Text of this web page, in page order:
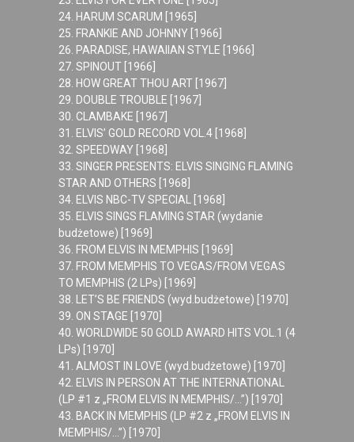
24. HARUM SCARUM [1965]
25. FRANKIE AND JOHNNY [1966]
26. PARADISE, HAWAIIAN STYLE [1966]
27. SPINOUT [1966]
28. HOW GREAT THOU ART [1967]
29. DOUBLE TROUBLE [1967]
30. CLAMBAKE [1967]
31. ELVIS’ GOLD RECORD VOL.4 [1968]
32. SPEEDWAY [1968]
33. SINGER PRESENTS: ELVIS SINGING FLAMING
STAR AND OTHERS [1968]
34. ELVIS NBC-TV SPECIAL [1968]
35. ELVIS SINGS FLAMING STAR (wydanie
budżetowe) [1969]
36. FROM ELVIS IN MEMPHIS [1969]
37. FROM MEMPHIS TO VEGAS/FROM VEGAS
TO MEMPHIS (2 LPs) [1969]
38. LET’S BE FRIENDS (wyd.budżetowe) [1970]
39. ON STAGE [1970]
40. WORLDWIDE 50 GOLD AWARD HITS VOL.1 (4
LPs) [1970]
41. ALMOST IN LOVE (wyd.budżetowe) [1970]
42. ELVIS IN PERSON AT THE INTERNATIONAL
(LP #1 z „FROM ELVIS IN MEMPHIS/…”) [1970]
43. BACK IN MEMPHIS (LP #2 z „FROM ELVIS IN
MEMPHIS/…”) [1970]